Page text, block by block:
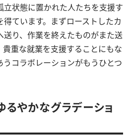
状態に置かれた人たちを支援す
得ています。まずローストしたカ
送り、作業を終えたものがまた送
貴重な就業を支援することにもな
うコラボレーションがもうひとつ
やかなグラデーショ